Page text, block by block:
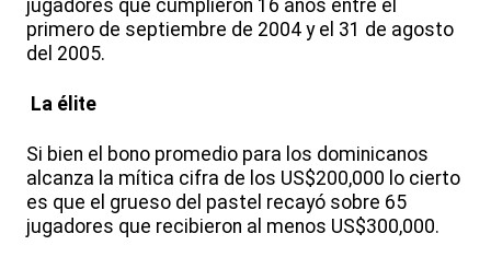
jugadores que cumplieron 16 años entre el
primero de septiembre de 2004 y el 31 de agosto
del 2005.
La élite
Si bien el bono promedio para los dominicanos
alcanza la mítica cifra de los US$200,000 lo cierto
es que el grueso del pastel recayó sobre 65
jugadores que recibieron al menos US$300,000.